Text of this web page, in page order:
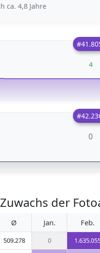
ca. 4,8 Jahre
4
0
der
Ø Jan. Feb.
509.278 0